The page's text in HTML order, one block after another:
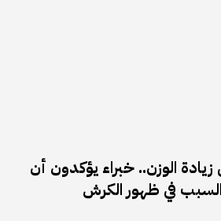
الوزن.. خبراء يؤكدون أن
في ظهور الكرش